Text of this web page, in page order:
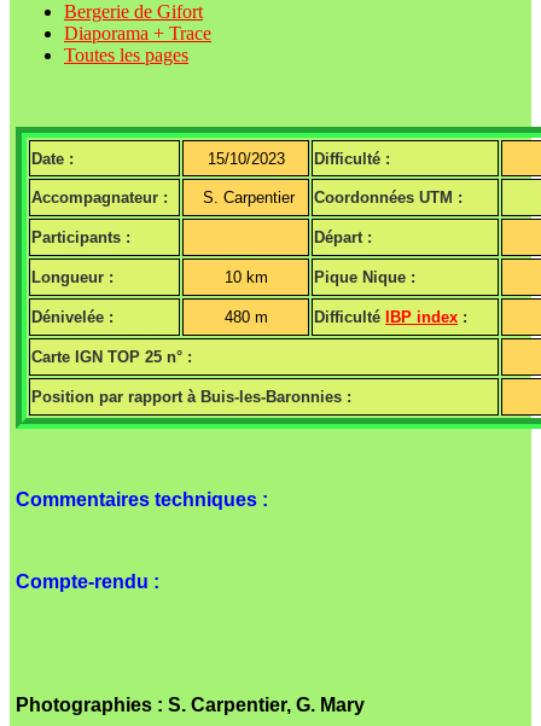
Bergerie de Gifort
Diaporama + Trace
Toutes les pages
Date : 15/10/2023 Difficulté :
Accompagnateur : S. Carpentier Coordonnées UTM :
Participants : Départ :
Longueur : 10 km Pique Nique :
Dénivelée : 480 m Difficulté IBP index :
Carte IGN TOP 25 n° :
Position par rapport à Buis-les-Baronnies :
Commentaires techniques :
Compte-rendu :
Photographies : S. Carpentier, G. Mary